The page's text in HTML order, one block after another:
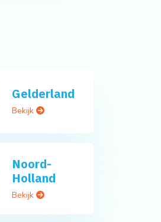
Gelderland
Bekijk
Noord-
Holland
Bekijk